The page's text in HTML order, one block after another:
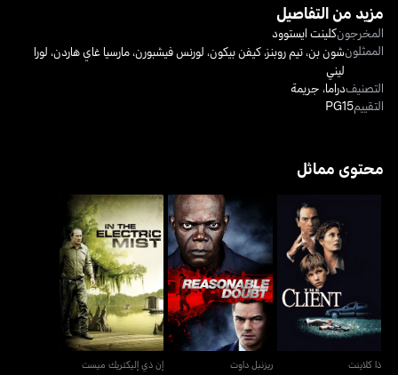
مزيد من التفاصيل
المخرجونكلينت ايستوود
الممثلونشون بن،تيم روبنز،كيفن بيكون، لورنس فيشبورن،مارسيا غاي هاردن، لورا
ليني
التصنيفدراما، جريمة
التقييمPG15
محتوى مماثل
ذا كلاينت
ذا كلاينت
ريزنبل داوت
ريزنبل داوت
إن ذي إليكتريك ميست
إن ذي إليكتريك ميست